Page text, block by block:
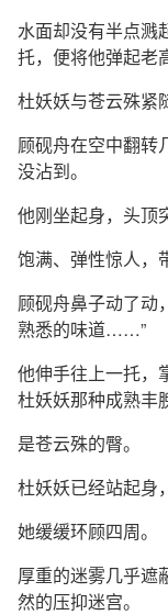
水面却没有半点溅
托，便将他弹起老
杜妖妖与苍云殊紧
顾砚舟在空中翻转
没沾到。
他刚坐起身，头顶
饱满、弹性惊人，
顾砚舟鼻子动了动
熟悉的味道……”
他伸手往上一托，
杜妖妖那种成熟
是苍云殊的臀。
杜妖妖已经站起身
她缓缓环顾四周。
厚重的迷雾几乎遮
然的压抑迷宫。